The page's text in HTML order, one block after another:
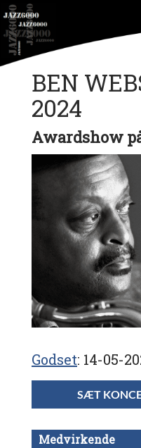
Hop
indhold
BEN
2024
Awardshow
Godset 14-05-
SÆT
Medvirkende